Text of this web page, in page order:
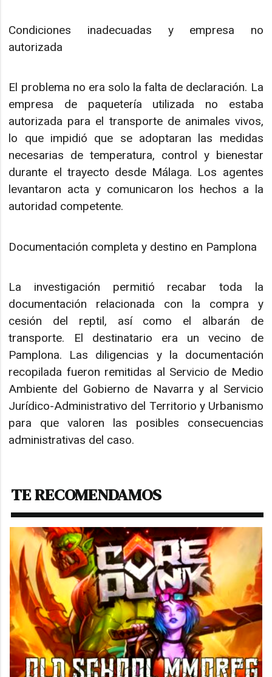
Condiciones inadecuadas y empresa no
autorizada
El problema no era solo la falta de declaración. La
empresa de paquetería utilizada no estaba
autorizada para el transporte de animales vivos,
lo que impidió que se adoptaran las medidas
necesarias de temperatura, control y bienestar
durante el trayecto desde Málaga. Los agentes
levantaron acta y comunicaron los hechos a la
autoridad competente.
Documentación completa y destino en Pamplona
La investigación permitió recabar toda la
documentación relacionada con la compra y
cesión del reptil, así como el albarán de
transporte. El destinatario era un vecino de
Pamplona. Las diligencias y la documentación
recopilada fueron remitidas al Servicio de Medio
Ambiente del Gobierno de Navarra y al Servicio
Jurídico-Administrativo del Territorio y Urbanismo
para que valoren las posibles consecuencias
administrativas del caso.
TE RECOMENDAMOS